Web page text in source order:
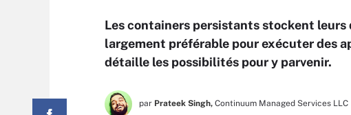
Les containers persistants stockent leurs
largement préférable pour exécuter des
détaille les possibilités pour y parvenir.
par Prateek Singh, Continuum Managed Services LLC